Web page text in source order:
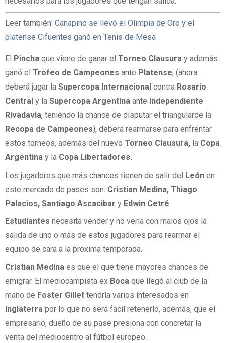
Leer también: Canapino se llevó el Olimpia de Oro y el
platense Cifuentes ganó en Tenis de Mesa
El Pincha que viene de ganar el Torneo Clausura y además
ganó el Trofeo de Campeones ante Platense, (ahora
deberá jugar la Supercopa Internacional contra Rosario
Central y la Supercopa Argentina ante Independiente
Rivadavia, teniendo la chance de disputar el triangularde la
Recopa de Campeones), deberá rearmarse para enfrentar
estos torneos, además del nuevo Torneo Clausura, la Copa
Argentina y la Copa Libertadores.
Los jugadores que más chances tienen de salir del León en
este mercado de pases son: Cristian Medina, Thiago
Palacios, Santiago Ascacibar y Edwin Cetré
Estudiantes necesita vender y no vería con malos ojos la
salida de uno o más de estos jugadores para rearmar el
equipo de cara a la próxima temporada.
Cristian Medina es que el que tiene mayores chances de
emigrar. El mediocampista ex Boca que llegó al club de la
mano de Foster Gillet tendría varios interesados en
Inglaterra por lo que no será facil retenerlo, además, que el
empresario, dueño de su pase presiona con concretar la
venta del mediocentro al fútbol europeo.